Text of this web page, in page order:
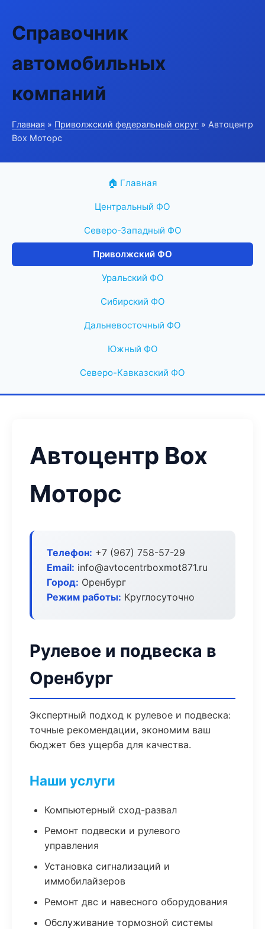
Справочник
автомобильных
компаний
Главная » Приволжский федеральный округ » Автоцентр
Box Моторс
🏠 Главная
Центральный ФО
Северо-Западный ФО
Приволжский ФО
Уральский ФО
Сибирский ФО
Дальневосточный ФО
Южный ФО
Северо-Кавказский ФО
Автоцентр Box
Моторс
Телефон: +7 (967) 758-57-29
Email: info@avtocentrboxmot871.ru
Город: Оренбург
Режим работы: Круглосуточно
Рулевое и подвеска в
Оренбург
Экспертный подход к рулевое и подвеска:
точные рекомендации, экономим ваш
бюджет без ущерба для качества.
Наши услуги
Компьютерный сход-развал
Ремонт подвески и рулевого
управления
Установка сигнализаций и
иммобилайзеров
Ремонт двс и навесного оборудования
Обслуживание тормозной системы